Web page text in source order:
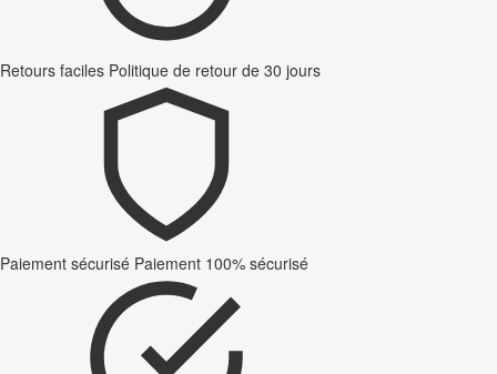
Retours faciles Politique de retour de 30 jours
Paiement sécurisé Paiement 100% sécurisé